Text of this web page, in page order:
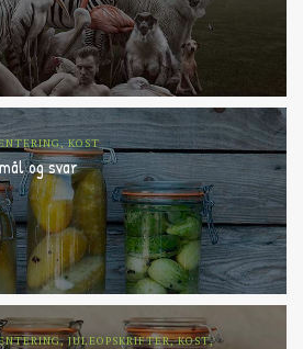
KOST
og svar
JULEOPSKRIFTER, KOST,